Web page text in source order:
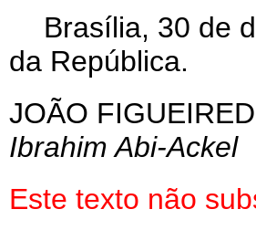
Brasília, 30 de
da República.
JOÃO
Ibrahim Abi-Ackel
Este texto não